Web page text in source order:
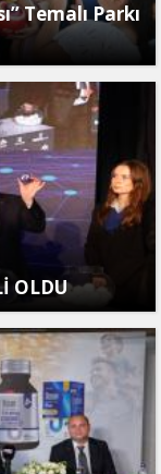
Temalı Parkı
OLDU